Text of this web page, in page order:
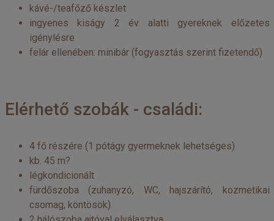
kávé-/teafőző készlet
ingyenes kiságy 2 év alatti gyereknek előzetes
igénylésre
felár ellenében: minibár (fogyasztás szerint fizetendő)
Elérhető szobák - családi:
4 fő részére (1 pótágy gyermeknek lehetséges)
kb. 45 m?
légkondicionált
fürdőszoba (zuhanyzó, WC, hajszárító, kozmetikai
csomag, köntösök)